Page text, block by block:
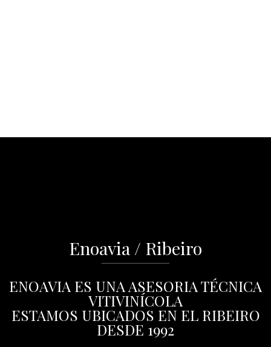
Enoavia / Ribeiro
ENOAVIA ES UNA ASESORIA TÉCNICA
VITIVINÍCOLA
ESTAMOS UBICADOS EN EL RIBEIRO
DESDE 1992